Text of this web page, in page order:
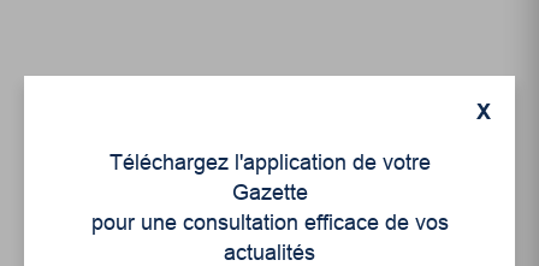
X
Téléchargez l'application de votre
Gazette
pour une consultation efficace de vos
actualités